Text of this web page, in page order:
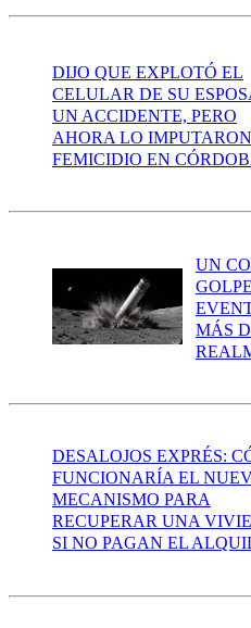
DIJO QUE EXPLOTÓ EL
CELULAR DE SU
UN ACCIDENTE, PERO
AHORA LO
FEMICIDIO EN
UN
MÁS
DESALOJOS EXPRÉS:
FUNCIONARÍA EL
MECANISMO PARA
RECUPERAR UNA
SI NO PAGAN EL